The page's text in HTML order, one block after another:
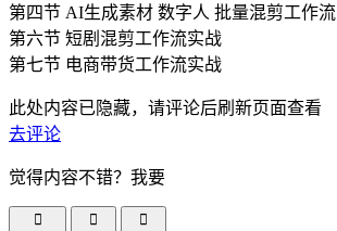
第四节 AI生成素材 数字人 批量混剪工作流
第六节 短剧混剪工作流实战
第七节 电商带货工作流实战
此处内容已隐藏，请评论后刷新页面查看
去评论
觉得内容不错？我要